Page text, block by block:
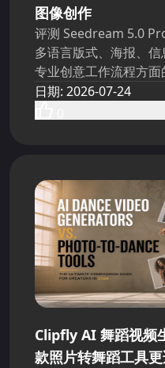
图像创作
评测 Seedream 5.0
多语言版式、海报、
专业创意工作流程方面
日期: 2026-07-24
Clipfly AI 舞蹈视频
款照片转舞蹈工具